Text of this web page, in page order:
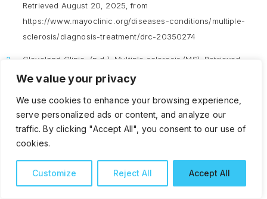
We value your privacy
We use cookies to enhance your browsing experience,
serve personalized ads or content, and analyze our
traffic. By clicking "Accept All", you consent to our use of
cookies.
Customize Reject All Accept All
Retrieved August 20, 2025, from
https://www.mayoclinic.org/diseases-conditions/multiple-
sclerosis/diagnosis-treatment/drc-20350274
Cleveland Clinic. (n.d.). Multiple sclerosis (MS).
Retrieved
August 20, 2025, from
multiple-sclerosis
National Multiple Sclerosis Society. (n.d.).What is MS.
Retrieved August 20, 2025, from
https://www.nationalmssociety.org/understanding-ms/what-
is-ms